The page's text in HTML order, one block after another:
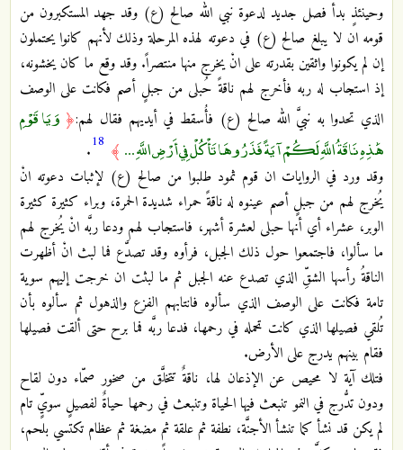
وحينئذٍ بدأ فصل جديد لدعوة نبي الله صالح (ع) وقد جهد المستكبرون من
قومه ان لا يبلغ صالح (ع) في دعوته لهذه المرحلة وذلك لأنهم كانوا يحتملون
إن لم يكونوا واثقين بقدرته على انْ يخرج منها منتصراً. وقد وقع ما كان يخشونه،
إذ استجاب له ربه فأخرج لهم ناقةً حُبلى من جبلٍ أصم فكانت على الوصف
الذي تحدوا به نبيَّ الله صالح (ع) فأُسقط في أيديهم فقال لهم:﴿ وَيَا قَوْمِ
هَٰذِهِ نَاقَةُ اللَّهِ لَكُمْ آيَةً فَذَرُوهَا تَأْكُلْ فِي أَرْضِ اللَّهِ ... ﴾ 18
.
وقد ورد في الروايات ان قوم ثمود طلبوا من صالح (ع) لإثبات دعوته انْ
يُخرج لهم من جبلٍ أصم عينوه له ناقةً حمراء شديدة الحمرة، وبراء كثيرة كثيرة
الوبر، عشراء أي أنها حبلى لعشرة أشهر، فاستجاب لهم ودعا ربَّه انْ يُخرج لهم
ما سألوا، فاجتمعوا حول ذلك الجبل، فرأوه وقد تصدَّع فما لبث انْ أظهرت
الناقةُ رأسها الشقِّ الذي تصدع عنه الجبل ثم ما لبثت ان خرجت إليهم سوية
تامة فكانت على الوصف الذي سألوه فانتابهم الفزع والذهول ثم سألوه بأن
تُلقي فصيلها الذي كانت تحمله في رحمها، فدعا ربَّه فما برح حتى ألقت فصيلها
فقام بينهم يدرج على الأرض.
فتلك آية لا محيص عن الإذعان لها، ناقةٌ تتخلَّق من صخور صمّاء دون لقاح
ودون تدُّرج في النمو تنبعث فيها الحياة وتنبعث في رحمها حياةٌ لفصيلٍ سويٍّ تام
لم يكن قد نشأ كما تنشأ الأجنَّة، نطفة ثم علقة ثم مضغة ثم عظام تكتسي بلحم،